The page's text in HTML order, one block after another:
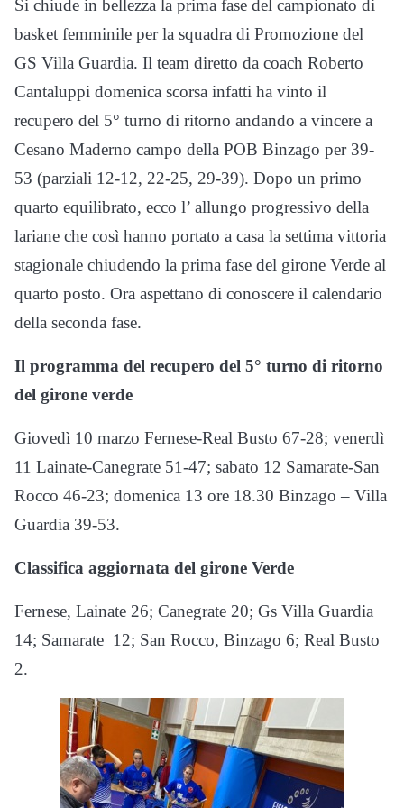
Si chiude in bellezza la prima fase del campionato di
basket femminile per la squadra di Promozione del
GS Villa Guardia. Il team diretto da coach Roberto
Cantaluppi domenica scorsa infatti ha vinto il
recupero del 5° turno di ritorno andando a vincere a
Cesano Maderno campo della POB Binzago per 39-
53 (parziali 12-12, 22-25, 29-39). Dopo un primo
quarto equilibrato, ecco l’ allungo progressivo della
lariane che così hanno portato a casa la settima vittoria
stagionale chiudendo la prima fase del girone Verde al
quarto posto. Ora aspettano di conoscere il calendario
della seconda fase.
Il programma del recupero del 5° turno di ritorno
del girone verde
Giovedì 10 marzo Fernese-Real Busto 67-28; venerdì
11 Lainate-Canegrate 51-47; sabato 12 Samarate-San
Rocco 46-23; domenica 13 ore 18.30 Binzago – Villa
Guardia 39-53.
Classifica aggiornata del girone Verde
Fernese, Lainate 26; Canegrate 20; Gs Villa Guardia
14; Samarate 12; San Rocco, Binzago 6; Real Busto
2.